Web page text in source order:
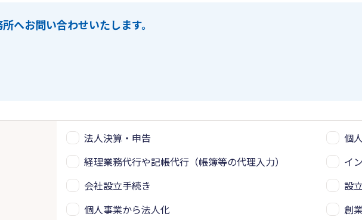
へお問い合わせいたします。
法人決算・申告
個
経理業務代行や記帳代行（帳簿等の代理入力）
イ
会社設立手続き
設
個人事業から法人化
創